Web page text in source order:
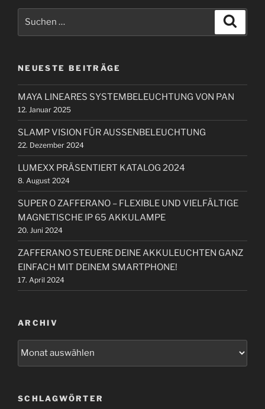
g
v
i
g
a
t
i
o
n
e
i
t
r
a
g
e
n
n
a
c
h
:
c
NEUESTE BEITRÄGE
MAYA LINEARES SYSTEMBELEUCHTUNG VON PAN
12. Januar 2025
SLAMP VISION FÜR AUSSENBELEUCHTUNG
22. Dezember 2024
LUMEXX PRÄSENTIERT KATALOG 2024
8. August 2024
SUPER O ZAFFERANO – FLEXIBLE UND VIELFÄLTIGE
MAGNETISCHE IP 65 AKKULAMPE
20. Juni 2024
ZAFFERANO STEUERE DEINE AKKULEUCHTEN GANZ
EINFACH MIT DEINEM SMARTPHONE!
17. April 2024
ARCHIV
iSCHLAGWÖRTER